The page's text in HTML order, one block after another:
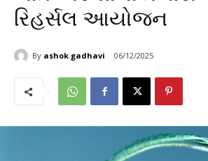
રિહર્સલ આયોજન
By ashok gadhavi 06/12/2025